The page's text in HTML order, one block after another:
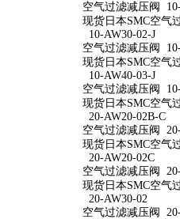
空气过滤减压阀
现货日本SMC空气
10-AW30-02-J
空气过滤减压阀
现货日本SMC空气
10-AW40-03-J
空气过滤减压阀
现货日本SMC空气
20-AW20-02B-C
空气过滤减压阀
现货日本SMC空气
20-AW20-02C
空气过滤减压阀
现货日本SMC空气
20-AW30-02
空气过滤减压阀